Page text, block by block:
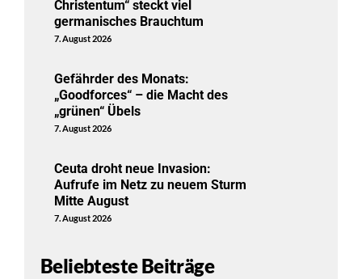
Christentum“ steckt viel
germanisches Brauchtum
7. August 2026
Gefährder des Monats:
„Goodforces“ – die Macht des
„grünen“ Übels
7. August 2026
Ceuta droht neue Invasion:
Aufrufe im Netz zu neuem Sturm
Mitte August
7. August 2026
Beliebteste Beiträge